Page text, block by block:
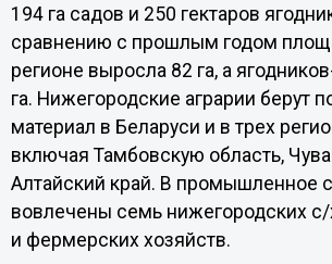
194 га садов и 250 гектаров
сравнению с прошлым годом
регионе выросла 82 га, а
га. Нижегородские аграрии берут
материал в Беларуси и в трех
включая Тамбовскую область,
Алтайский край. В промышленное
вовлечены семь нижегородских
и фермерских хозяйств.